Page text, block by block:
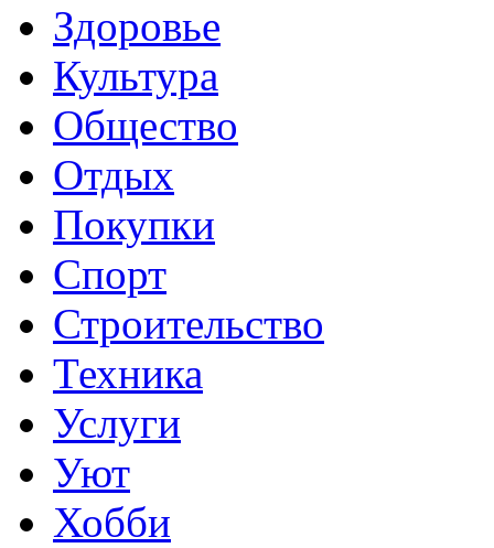
Здоровье
Культура
Общество
Отдых
Покупки
Спорт
Строительство
Техника
Услуги
Уют
Хобби